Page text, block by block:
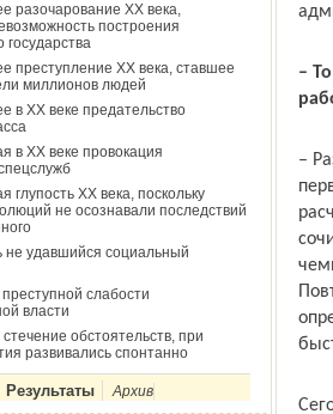
разочарование ХХ века,
построения
государства
преступление ХХ века, ставшее
миллионов людей
в ХХ веке предательство
в ХХ веке провокация
глупость ХХ века, поскольку
не осознавали последствий
не удавшийся социальный
слабости
власти
обстоятельств, при
развивались спонтанно
Архив
–
–